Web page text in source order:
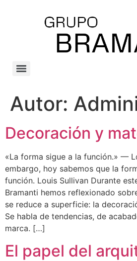
Autor:
Decoración y
«La forma sigue a la función.» —
embargo, hoy sabemos que la
función. Louis Sullivan Durante
Bramanti hemos reflexionado
se reduce a superficie: la
Se habla de tendencias, de
marca. […]
El papel del